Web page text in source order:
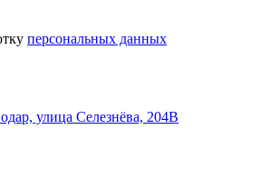
персональных данных
улица Селезнёва, 204В